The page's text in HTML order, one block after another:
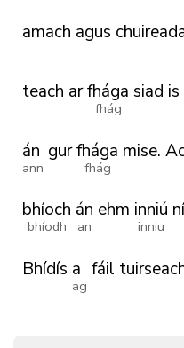
amach agus
teach arfhága
fhág
siad is
án
ann
gurfhága
fhág
mise.
bhíoch
bhíodh
án
an
ehm inniú
inniu
ní
Bhídís a
ag
fáil